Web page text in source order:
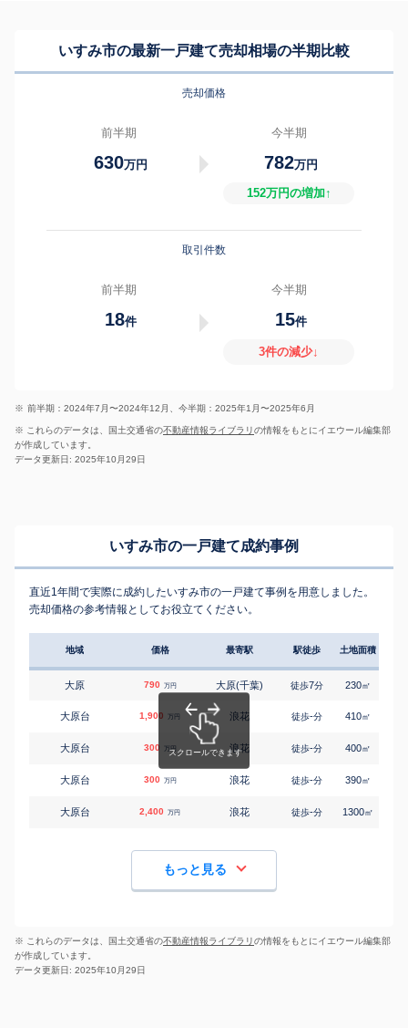
いすみ市の最新一戸建て売却相場の半期比較
売却価格
前半期
630万円
今半期
782万円
152万円の増加↑
取引件数
前半期
18件
今半期
15件
3件の減少↓
※ 前半期：2024年7月〜2024年12月、今半期：2025年1月〜2025年6月
※ これらのデータは、国土交通省の不動産情報ライブラリの情報をもとにイエウール編集部
が作成しています。
データ更新日: 2025年10月29日
いすみ市の一戸建て成約事例
直近1年間で実際に成約したいすみ市の一戸建て事例を用意しました。
売却価格の参考情報としてお役立てください。
地域 価格 最寄駅 駅徒歩 土地面積
大原 790 万円 大原(千葉) 徒歩7分 230㎡
大原台 1,900 万円 浪花 徒歩-分 410㎡
大原台 300 万円 浪花 徒歩-分 400㎡
大原台 300 万円 浪花 徒歩-分 390㎡
大原台 2,400 万円 浪花 徒歩-分 1300㎡
もっと見る
※ これらのデータは、国土交通省の不動産情報ライブラリの情報をもとにイエウール編集部
が作成しています。
データ更新日: 2025年10月29日